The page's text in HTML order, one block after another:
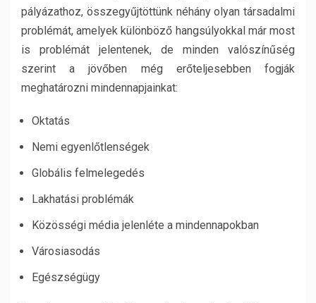
pályázathoz, összegyűjtöttünk néhány olyan társadalmi
problémát, amelyek különböző hangsúlyokkal már most
is problémát jelentenek, de minden valószínűség
szerint a jövőben még erőteljesebben fogják
meghatározni mindennapjainkat:
Oktatás
Nemi egyenlőtlenségek
Globális felmelegedés
Lakhatási problémák
Közösségi média jelenléte a mindennapokban
Városiasodás
Egészségügy